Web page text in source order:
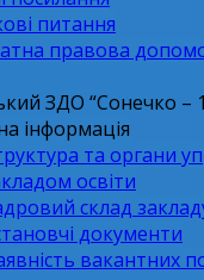
питання
правова
ЗДО “Сонечко –
інформація
та органи
освіти
склад
документи
вакантних